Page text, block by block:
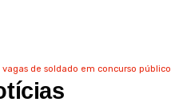
vagas de soldado em concurso público